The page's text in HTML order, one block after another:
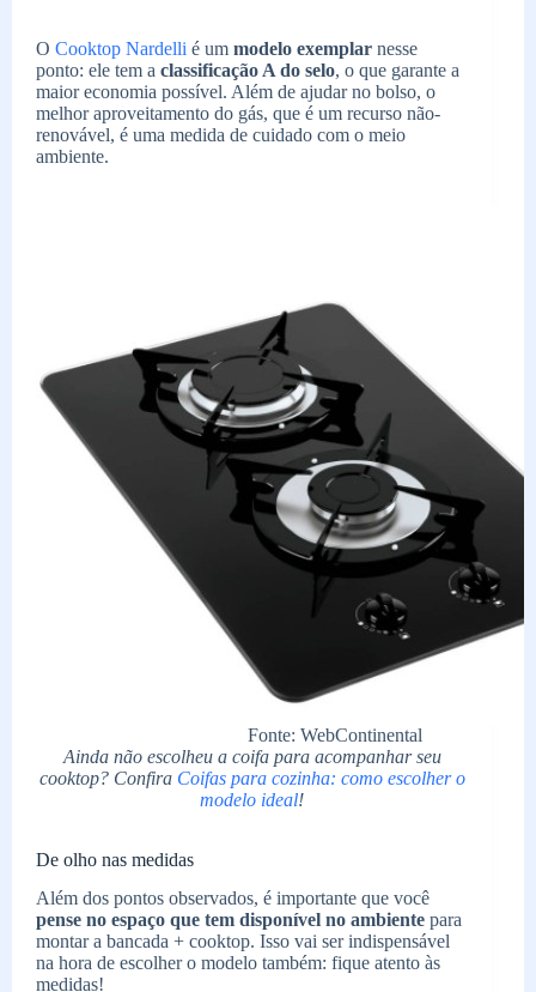
O Cooktop Nardelli é um modelo exemplar nesse
ponto: ele tem a classificação A do selo, o que garante a
maior economia possível. Além de ajudar no bolso, o
melhor aproveitamento do gás, que é um recurso não-
renovável, é uma medida de cuidado com o meio
ambiente.
Fonte: WebContinental
Ainda não escolheu a coifa para acompanhar seu
cooktop? Confira Coifas para cozinha: como escolher o
modelo ideal!
De olho nas medidas
Além dos pontos observados, é importante que você
pense no espaço que tem disponível no ambiente para
montar a bancada + cooktop. Isso vai ser indispensável
na hora de escolher o modelo também: fique atento às
medidas!